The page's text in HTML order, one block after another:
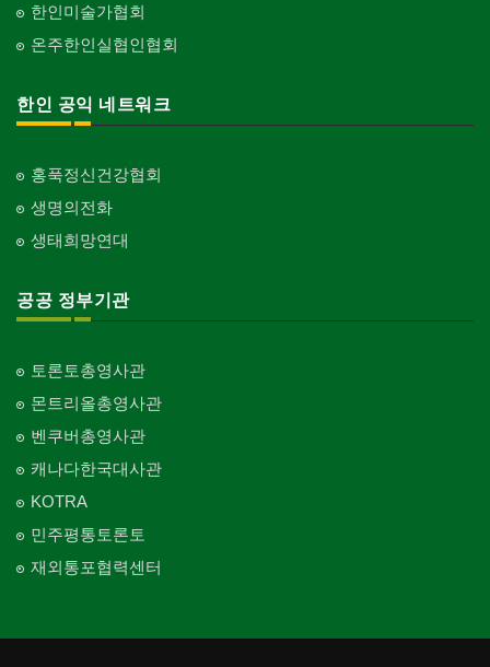
한인미술가협회
온주한인실협인협회
한인 공익 네트워크
홍푹정신건강협회
생명의전화
생태희망연대
공공 정부기관
토론토총영사관
몬트리올총영사관
벤쿠버총영사관
캐나다한국대사관
KOTRA
민주평통토론토
재외통포협력센터